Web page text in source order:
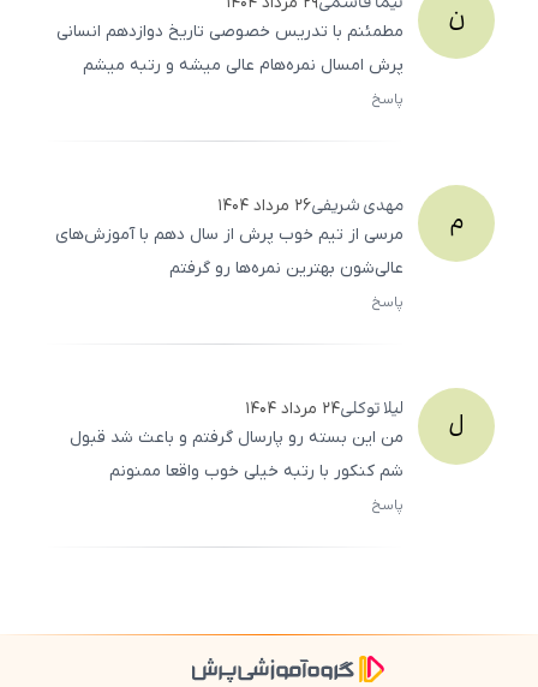
ن
مطمئنم با تدریس خصوصی تاریخ دوازدهم انسانی
پرش امسال نمره‌هام عالی میشه و رتبه میشم
پاسخ
م مهدیشریفی۲۶ مرداد ۱۴۰۴
مرسی از تیم خوب پرش از سال دهم با آموزش‌های
عالی‌شون بهترین نمره‌ها رو گرفتم
پاسخ
ل لیلاتوکلی۲۴ مرداد ۱۴۰۴
من این بسته رو پارسال گرفتم و باعث شد قبول
شم کنکور با رتبه خیلی خوب واقعا ممنونم
پاسخ